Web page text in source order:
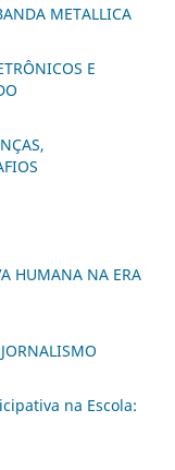
METALLICA
E
HUMANA NA ERA
na Escola: